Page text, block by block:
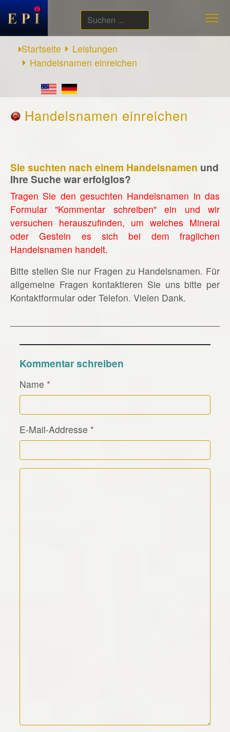
Suchen
...
Startseite
Leistungen
Handelsnamen einreichen
Handelsnamen einreichen
Sie suchten nach einem Handelsnamen und
Ihre Suche war erfolglos?
Tragen Sie den gesuchten Handelsnamen in das
Formular "Kommentar schreiben" ein und wir
versuchen herauszufinden, um welches Mineral
oder Gestein es sich bei dem fraglichen
Handelsnamen handelt.
Bitte stellen Sie nur Fragen zu Handelsnamen. Für
allgemeine Fragen kontaktieren Sie uns bitte per
Kontaktformular oder Telefon. Vielen Dank.
Kommentar schreiben
Name *
E-Mail-Addresse *
Kommentar Text